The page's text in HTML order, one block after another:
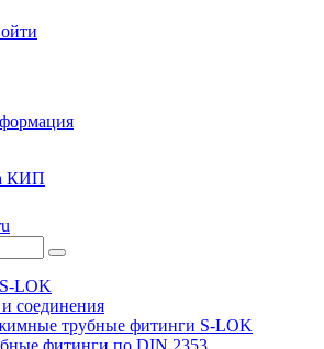
КИП
LOK
соединения
трубные фитинги S-LOK
фитинги по DIN 2353